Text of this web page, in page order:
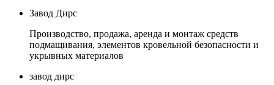
Завод Дирс
Производство, продажа, аренда и монтаж средств
подмащивания, элементов кровельной безопасности и
укрывных материалов
завод дирс